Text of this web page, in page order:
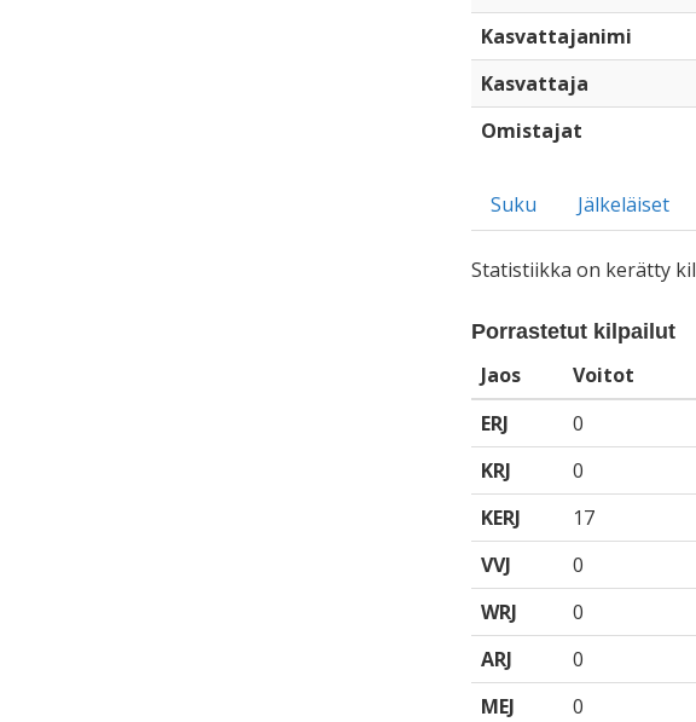
Kasvattajanimi
Kasvattaja
Omistajat
Suku Jälkeläiset
Statistiikka on kerätty
Porrastetut kilpailut
Jaos Voitot
ERJ
0
KRJ
0
KERJ
17
VVJ
0
WRJ
0
ARJ
0
MEJ
0